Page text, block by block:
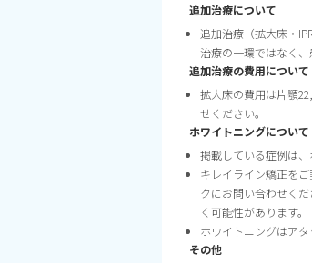
追加治療について
追加治療（拡大床・
治療の一環ではなく
追加治療の費用について
拡大床の費用は片顎
せください。
ホワイトニングについて
掲載している症例は
キレイライン矯正を
クにお問い合わせく
く可能性があります。
ホワイトニングはア
その他